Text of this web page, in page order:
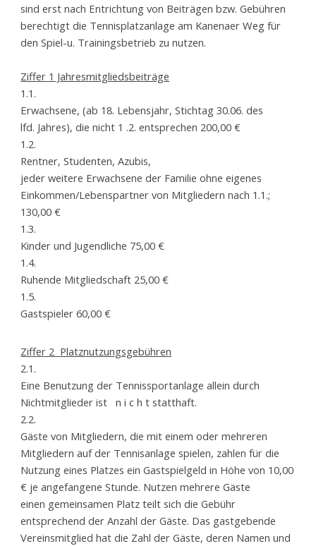
sind erst nach Entrichtung von Beiträgen bzw. Gebühren
berechtigt die Tennisplatzanlage am Kanenaer Weg für
den Spiel-u. Trainingsbetrieb zu nutzen.
Ziffer 1 Jahresmitgliedsbeiträge
1.1.
Erwachsene, (ab 18. Lebensjahr, Stichtag 30.06. des
lfd. Jahres), die nicht 1 .2. entsprechen 200,00 €
1.2.
Rentner, Studenten, Azubis,
jeder weitere Erwachsene der Familie ohne eigenes
Einkommen/Lebenspartner von Mitgliedern nach 1.1.;
130,00 €
1.3.
Kinder und Jugendliche 75,00 €
1.4.
Ruhende Mitgliedschaft 25,00 €
1.5.
Gastspieler 60,00 €
Ziffer 2 Platznutzungsgebühren
2.1.
Eine Benutzung der Tennissportanlage allein durch
Nichtmitglieder ist n i c h t statthaft.
2.2.
Gäste von Mitgliedern, die mit einem oder mehreren
Mitgliedern auf der Tennisanlage spielen, zahlen für die
Nutzung eines Platzes ein Gastspielgeld in Höhe von 10,00
€ je angefangene Stunde. Nutzen mehrere Gäste
einen gemeinsamen Platz teilt sich die Gebühr
entsprechend der Anzahl der Gäste. Das gastgebende
Vereinsmitglied hat die Zahl der Gäste, deren Namen und